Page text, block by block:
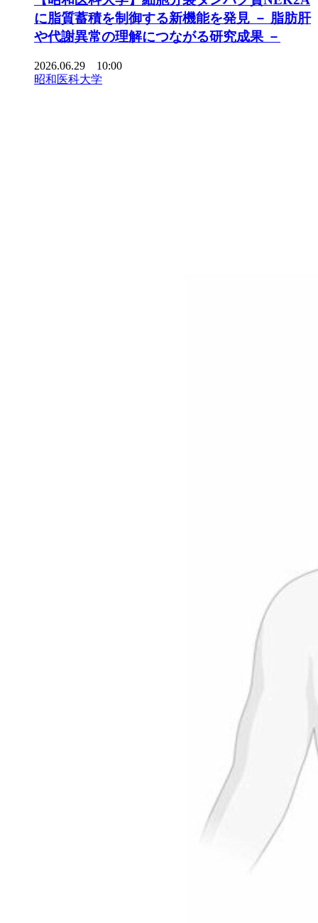
に脂質蓄積を制御する新機能を発見 － 脂肪肝
や代謝異常の理解につながる研究成果 －
2026.06.29 10:00
昭和医科大学